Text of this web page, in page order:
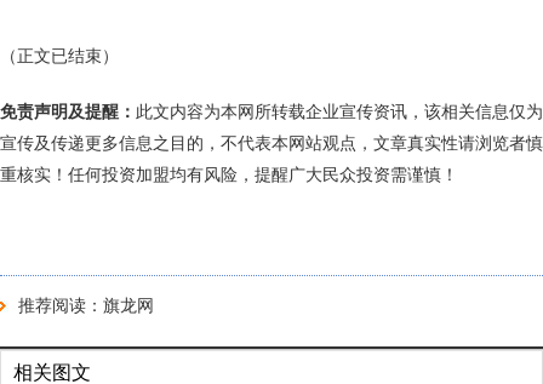
（正文已结束）
免责声明及提醒： 此文内容为本网所转载企业宣传资讯，该相关信息仅为
宣传及传递更多信息之目的，不代表本网站观点，文章真实性请浏览者慎
重核实！任何投资加盟均有风险，提醒广大民众投资需谨慎！
推荐阅读： 旗龙网
相关图文